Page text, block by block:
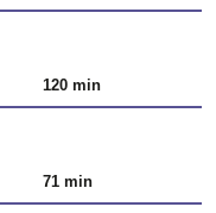
120 min
71 min